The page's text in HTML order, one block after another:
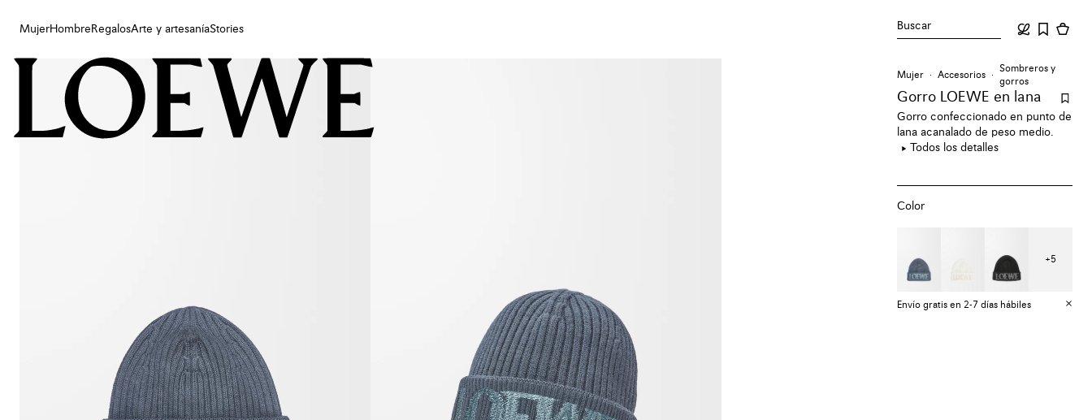
MujerHombre RegalosArte y artesaníaStories Buscar
Mujer
Arte y artesanía
Mujer Accesorios
Sombreros y
gorros
Gorro LOEWE en lana
Gorro confeccionado en punto de
lana acanalado de peso medio.
Todos los detalles
Color
+5
Envío gratis en 2-7 días hábiles